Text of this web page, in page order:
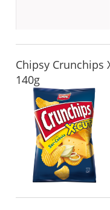
Chipsy Crunchips
140g